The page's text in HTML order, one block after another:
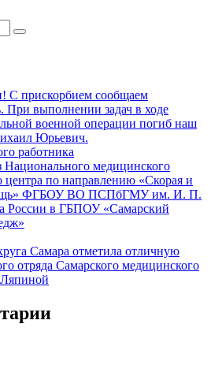
С прискорбием сообщаем
При выполнении задач в ходе
военной операции погиб наш
Юрьевич.
работника
Национального медицинского
центра по направлению «Скорая и
ФГБОУ ВО ПСПбГМУ им. И. П.
России в ГБПОУ «Самарский
Самара отметила отличную
отряда Самарского медицинского